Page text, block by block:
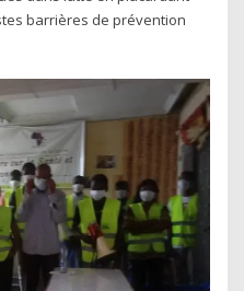
barrières de prévention